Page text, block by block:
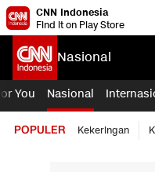
CNN Indonesia
Find it on Play Store
Nasional
You Nasional
POPULER Kekeringan